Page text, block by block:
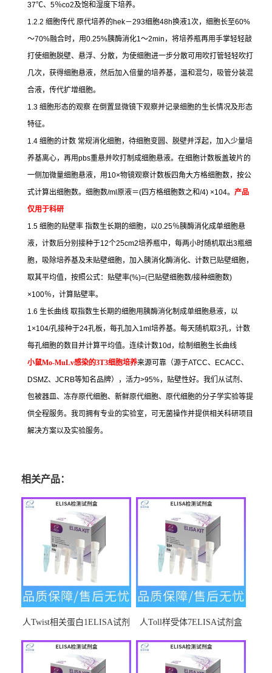
37℃、 5％co2及饱和湿度下培养。
1.2.2 细胞传代 原代培养的hek－293细胞48h换液1次，细胞长至60%
～70%融合时，用0.25%胰酶消化1～2min ，将培养瓶再用手掌轻轻敲
打使细胞脱壁、悬浮、分散，为使细胞进一步分散可用吹打管轻轻吹打
几次，获得细胞悬液，然后加入倍量的培养基，温和混匀，吸管分装混
合液，传代扩增细胞。
1.3 细胞形态的观察 在倒置显微镜下观察并记录细胞的生长情况及形态
特征。
1.4 细胞的计数 常规消化细胞，待细胞变圆、脱壁并浮起，加入少量培
养基离心，再用pbs重悬并吹打制成细胞悬液。在细胞计数板盖玻片的
一侧加微量细胞悬液，用 10×物镜观察计数板四角大方格细胞数，按公
式计算出细胞数。细胞数/ml 原液＝(四方格细胞数之和/4) ×104。 产品
仅用于科研
1.5 细胞的贴壁率 指数生长期的细胞，以0.25％胰酶消化成单细胞悬
液，计数后分别接种于12个25cm2培养瓶中，每两小时随机取出3瓶细
胞，吸除培养基及未贴壁细胞，加入胰消化酶消化、计数已贴壁细胞，
取其平均值，按照公式：贴壁率(%)=(已贴壁细胞数/接种细胞数)
×100％，计算贴壁率。
1.6 生长曲线 取指数生长期的细胞用胰酶消化制成单细胞悬液，以
1×104/孔接种于24孔板，每孔加入1ml 培养基。每天随机取3孔，计数
每孔细胞的数目并计算平均值。连续计数10d ，绘制细胞生长曲线
小鼠Mo-MuLv感染的3T3细胞培养来源可靠（源于ATCC、 ECACC、
DSMZ、 JCRB等知名品牌），活力>95%，贴壁性好。我们从试剂、
包被器皿、冻存原代细胞、新鲜原代细胞、原代细胞的分子学实验等提
供全程服务。我司拥有专业的实验室，可无菌操作并提供相关科研项目
解决方案以及实验服务。
相关产品：
人Twist相关蛋白1ELISA试剂
人Toll样受体7ELISA试剂盒